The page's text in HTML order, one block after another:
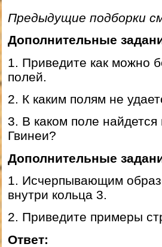
Предыдущие подборки
Дополнительные
1. Приведите как можно
полей.
2. К каким полям не
3. В каком поле
Гвинеи?
Дополнительные
1. Исчерпывающим
внутри кольца 3.
2. Приведите примеры
Ответ: